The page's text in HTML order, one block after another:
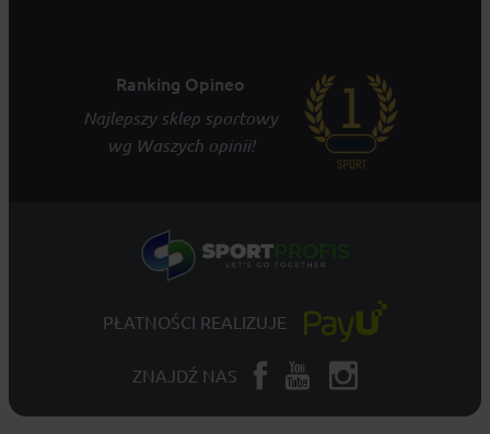
Ranking Opineo
Najlepszy sklep sportowy
wg Waszych opinii!
PŁATNOŚCI REALIZUJE
ZNAJDŹ NAS